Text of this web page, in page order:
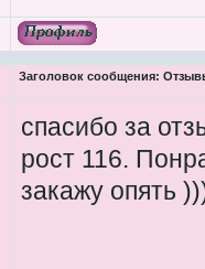
Заголовок сообщения:
спасибо за
рост 116.
закажу опять